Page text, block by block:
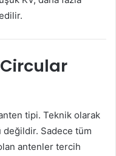
tipi. Teknik olarak
değildir. Sadece tüm
antenler tercih